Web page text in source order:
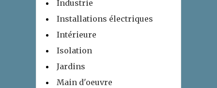
Industrie
Installations électriques
Intérieure
Isolation
Jardins
Main d'oeuvre